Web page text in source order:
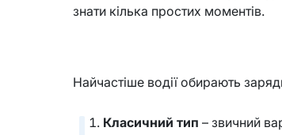
знати кілька простих моментів.
Найчастіше водії обирають
Класичний тип – звичний